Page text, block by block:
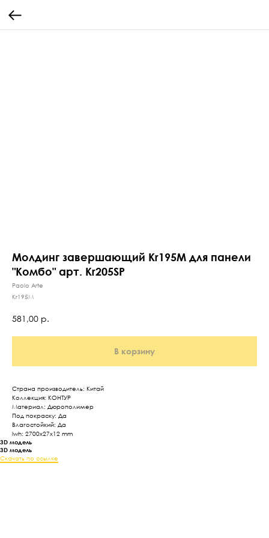
Молдинг завершающий Kr195M для панели
"Комбо" арт. Kr205SP
Paolo Arte
Kr195M
581,00 р.
В корзину
Страна производитель: Китай
Коллекция: КОНТУР
Материал: Дюрополимер
Под покраску: Да
Влагостойкий: Да
lwh: 2700x27x12 mm
3D модель
3D модель
Скачать по ссылке